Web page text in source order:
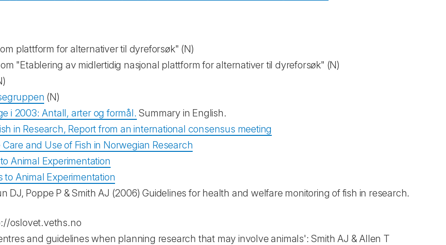
plattform for alternativer til dyreforsøk" (N)
"Etablering av midlertidig nasjonal plattform for alternativer til dyreforsøk" (N)
(N)
i 2003: Antall, arter og formål. Summary in English.
in Research, Report from an international consensus meeting
and Use of Fish in Norwegian Research
Animal Experimentation
Animal Experimentation
DJ, Poppe P & Smith AJ (2006) Guidelines for health and welfare monitoring of fish in research.
oslovet.veths.no
and guidelines when planning research that may involve animals': Smith AJ & Allen T